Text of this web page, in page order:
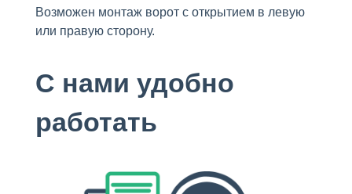
Возможен монтаж ворот с открытием в левую
или правую сторону.
С нами удобно
работать